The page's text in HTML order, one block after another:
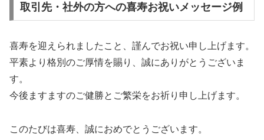
取引先・社外の方への喜寿お祝いメッセージ例
喜寿を迎えられましたこと、謹んでお祝い申し上げます。
平素より格別のご厚情を賜り、誠にありがとうございま
す。
今後ますますのご健勝とご繁栄をお祈り申し上げます。
このたびは喜寿、誠におめでとうございます。